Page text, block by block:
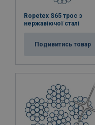
Ropetex S65 трос з
нержавіючої сталі
Подивитись товар